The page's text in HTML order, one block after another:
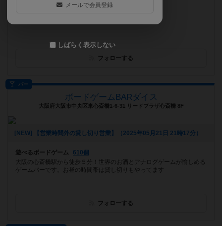
遊べるボードゲーム
316個
フォローする
バー
ボードゲームBARダイス
大阪府大阪市中央区東心斎橋1-6-31 リードプラザ心斎橋 8F
[NEW] 【営業時間外の貸し切り営業】（2025年05月21日 21時17分）
遊べるボードゲーム
610個
大阪の心斎橋駅から徒歩５分！世界のお酒とアナログゲームが愉しめる
ゲームバーです。お昼の時間帯は貸し切りもやってます
フォローする
メールで会員登録
しばらく表示しない